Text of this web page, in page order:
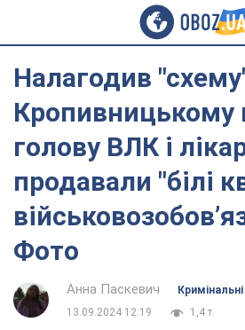
Налагодив
Кропивницькому
голову ВЛК і
продавали "білі
Фото
Анна Паскевич
13.09.2024 12:19
1,4 т.